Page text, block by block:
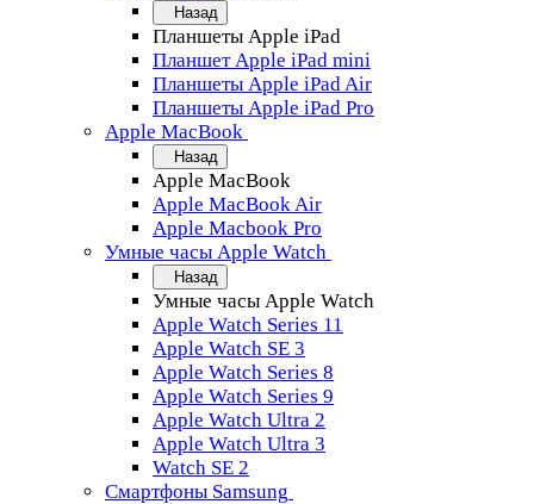
Назад
Планшеты Apple iPad
Планшет Apple iPad mini
Планшеты Apple iPad Air
Планшеты Apple iPad Pro
Apple MacBook
Назад
Apple MacBook
Apple MacBook Air
Apple Macbook Pro
Умные часы Apple Watch
Назад
Умные часы Apple Watch
Apple Watch Series 11
Apple Watch SE 3
Apple Watch Series 8
Apple Watch Series 9
Apple Watch Ultra 2
Apple Watch Ultra 3
Watch SE 2
Смартфоны Samsung